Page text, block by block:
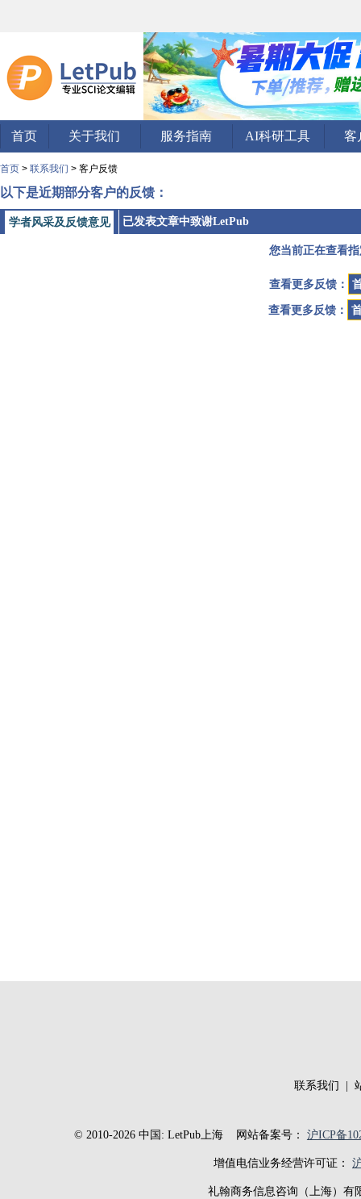
首页 关于我们 服务指南 AI科研工具 客
首页 > 联系我们 > 客户反馈
以下是近期部分客户的反馈：
学者风采及反馈意见 已发表文章中致谢LetPub
您当前正在查看
查看更多反馈：
查看更多反馈：
联系我们
© 2010-2026 中国: LetPub上海网站备案号： 沪ICP备
增值电信业务经营许可证：
礼翰商务信息咨询（上海）